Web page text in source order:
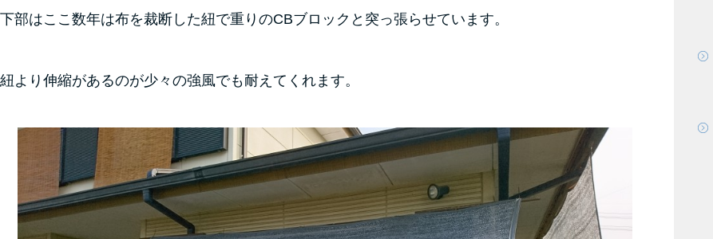
下部はここ数年は布を裁断した紐で重りのCBブロックと突っ張らせています。
紐より伸縮があるのが少々の強風でも耐えてくれます。